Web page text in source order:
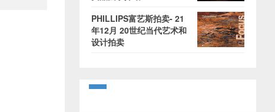
PHILLIPS富艺斯拍卖- 21
年12月 20世纪当代艺术和
设计拍卖